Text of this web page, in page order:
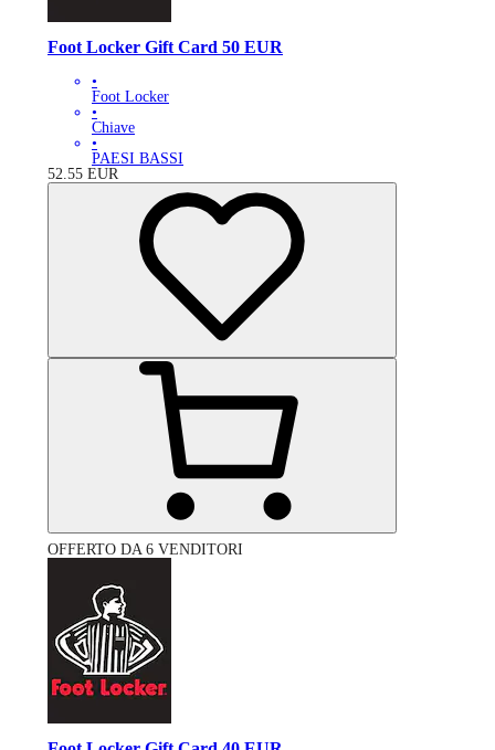
Foot Locker Gift Card 50 EUR
•
Foot Locker
•
Chiave
•
PAESI BASSI
52.55 EUR
OFFERTO DA 6 VENDITORI